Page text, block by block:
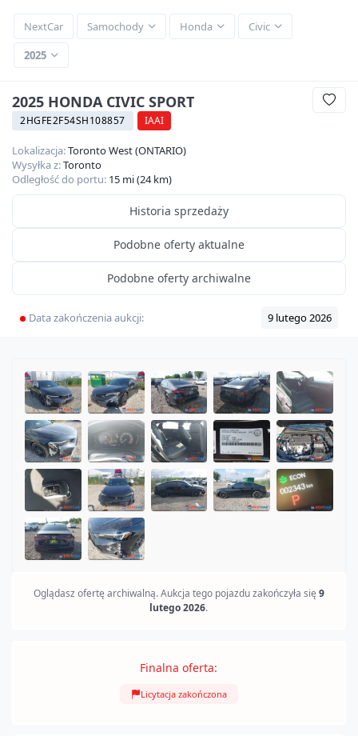
NextCar Samochody Honda
Civic
2025
2025 HONDA CIVIC SPORT
2HGFE2F54SH108857 IAAI
Lokalizacja:Toronto West (ONTARIO)
Wysyłka z:Toronto
Odległość do portu: 15 mi (24 km)
Historia sprzedaży
Podobne oferty aktualne
Podobne oferty archiwalne
Data zakończenia aukcji: 9 lutego 2026
Oglądasz ofertę archiwalną. Aukcja tego pojazdu zakończyła się 9
lutego 2026.
Finalna oferta:
Licytacja zakończona